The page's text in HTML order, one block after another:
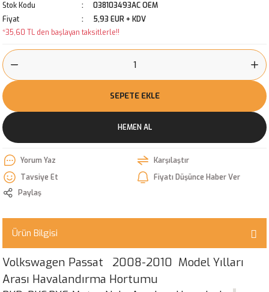
Stok Kodu
038103493AC OEM
Fiyat
5,93 EUR + KDV
*35,60 TL den başlayan taksitlerle!!
SEPETE EKLE
HEMEN AL
Yorum Yaz
Karşılaştır
Tavsiye Et
Fiyatı Düşünce Haber Ver
Paylaş
Ürün Bilgisi
Volkswagen Passat 2008-2010 Model Yılları
Arası Havalandırma Hortumu